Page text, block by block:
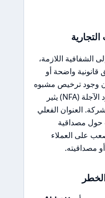
الشفافية اللازمة،
واضحة أو
وجود ترخيص مشبوه
من الجمعية الوطنية للعقود الآجلة (NFA) يثير
العنوان الفعلي
حول مصداقية
على العملاء
مصداقيته.